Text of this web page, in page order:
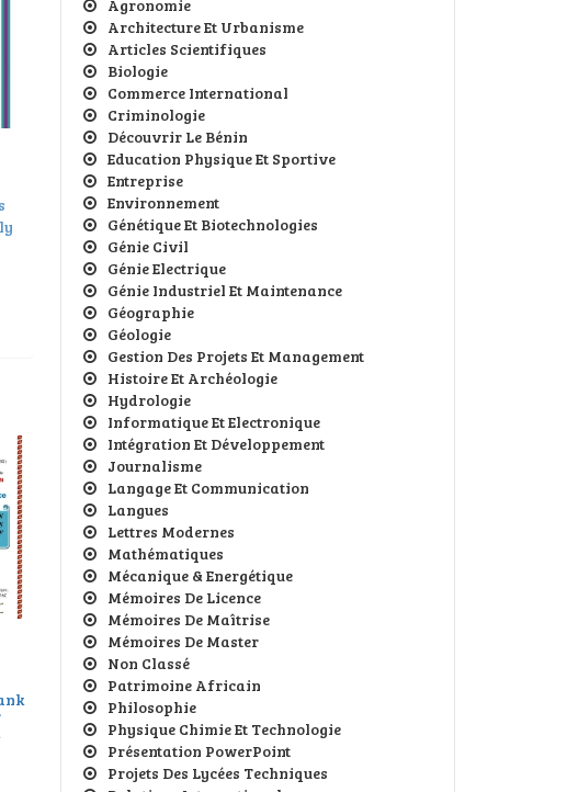
Agronomie
Architecture Et Urbanisme
Articles Scientifiques
Biologie
Commerce International
Criminologie
Découvrir Le Bénin
Education Physique Et Sportive
Entreprise
Environnement
Génétique Et Biotechnologies
Génie Civil
Génie Electrique
Génie Industriel Et Maintenance
Géographie
Géologie
Gestion Des Projets Et Management
Histoire Et Archéologie
Hydrologie
Informatique Et Electronique
Intégration Et Développement
Journalisme
Langage Et Communication
Langues
Lettres Modernes
Mathématiques
Mécanique & Energétique
Mémoires De Licence
Mémoires De Maîtrise
Mémoires De Master
Non Classé
Patrimoine Africain
Philosophie
Physique Chimie Et Technologie
Présentation PowerPoint
Projets Des Lycées Techniques